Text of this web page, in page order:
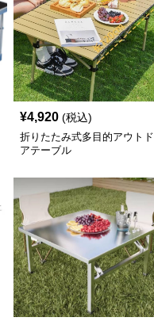
¥4,920 (税込)
折りたたみ式多目的アウトド
アテーブル